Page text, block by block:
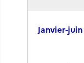
Janvier-